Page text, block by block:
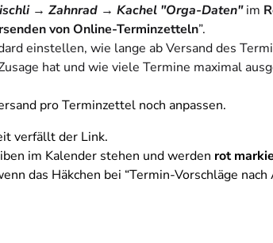
→ Zahnrad → Kachel "Orga-Daten" im
von Online-Terminzetteln”.
einstellen, wie lange ab Versand des
hat und wie viele Termine maximal
pro Terminzettel noch anpassen.
verfällt der Link.
im Kalender stehen und werden rot
das Häkchen bei “Termin-Vorschläge